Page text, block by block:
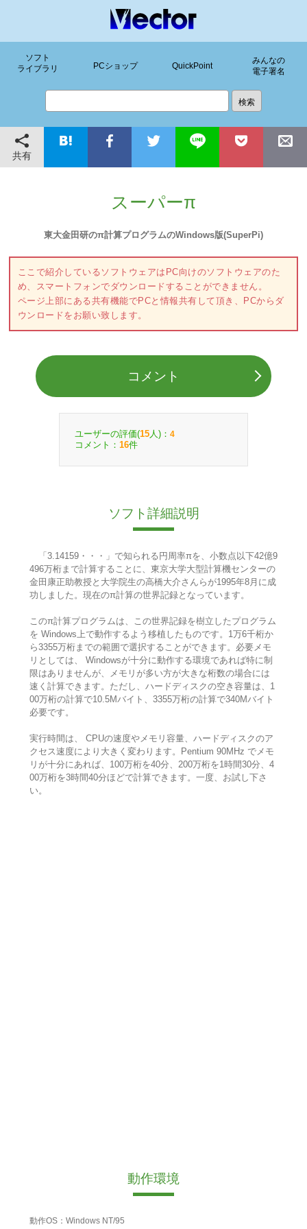
ソフト
ライブラリ
PCショップ QuickPoint
みんなの
電子署名
共有
スーパーπ
東大金田研のπ計算プログラムのWindows版(SuperPi)
ここで紹介しているソフトウェアはPC向けのソフトウェアのた
め、スマートフォンでダウンロードすることができません。
ページ上部にある共有機能でPCと情報共有して頂き、PCからダ
ウンロードをお願い致します。
コメント
ユーザーの評価(15 人)： 4
コメント： 16件
ソフト詳細説明
「3.14159・・・」で知られる円周率πを、小数点以下42億9
496万桁まで計算することに、東京大学大型計算機センターの
金田康正助教授と大学院生の高橋大介さんらが1995年8月に成
功しました。現在のπ計算の世界記録となっています。
このπ計算プログラムは、この世界記録を樹立したプログラム
を Windows上で動作するよう移植したものです。1万6千桁か
ら3355万桁までの範囲で選択することができます。必要メモ
リとしては、 Windowsが十分に動作する環境であれば特に制
限はありませんが、メモリが多い方が大きな桁数の場合には
速く計算できます。ただし、ハードディスクの空き容量は、1
00万桁の計算で10.5Mバイト、3355万桁の計算で340Mバイト
必要です。
実行時間は、 CPUの速度やメモリ容量、ハードディスクのア
クセス速度により大きく変わります。Pentium 90MHz でメモ
リが十分にあれば、100万桁を40分、200万桁を1時間30分、4
00万桁を3時間40分ほどで計算できます。一度、お試し下さ
い。
動作環境
動作OS：Windows NT/95